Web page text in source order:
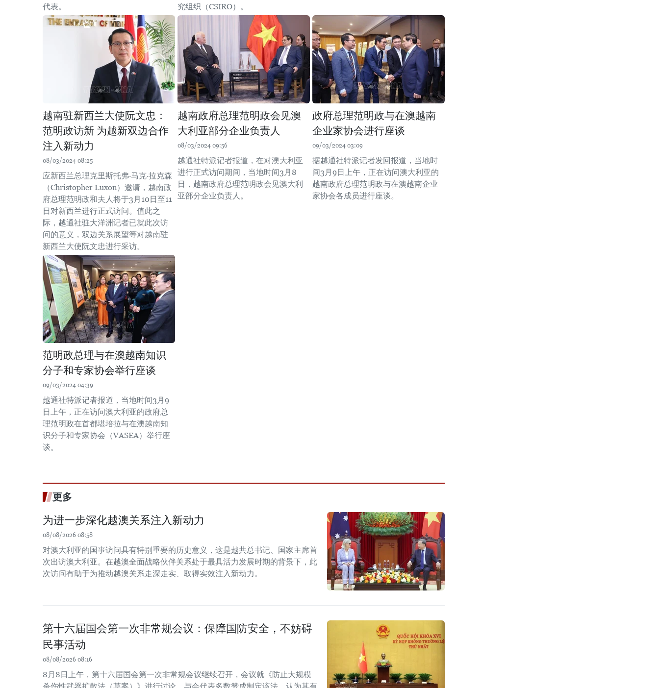
代表。
究组织（CSIRO）。
越南驻新西兰大使阮文忠：
范明政访新 为越新双边合作
注入新动力
08/03/2024 08:25
应新西兰总理克里斯托弗·马克·拉克森
（Christopher Luxon）邀请，越南政
府总理范明政和夫人将于3月10日至11
日对新西兰进行正式访问。值此之
际，越通社驻大洋洲记者已就此次访
问的意义，双边关系展望等对越南驻
新西兰大使阮文忠进行采访。
越南政府总理范明政会见澳
大利亚部分企业负责人
08/03/2024 09:56
越通社特派记者报道，在对澳大利亚
进行正式访问期间，当地时间3月8
日，越南政府总理范明政会见澳大利
亚部分企业负责人。
政府总理范明政与在澳越南
企业家协会进行座谈
09/03/2024 03:09
据越通社特派记者发回报道，当地时
间3月9日上午，正在访问澳大利亚的
越南政府总理范明政与在澳越南企业
家协会各成员进行座谈。
范明政总理与在澳越南知识
分子和专家协会举行座谈
09/03/2024 04:39
越通社特派记者报道，当地时间3月9
日上午，正在访问澳大利亚的政府总
理范明政在首都堪培拉与在澳越南知
识分子和专家协会（VASEA）举行座
谈。
更多
为进一步深化越澳关系注入新动力
08/08/2026 08:58
对澳大利亚的国事访问具有特别重要的历史意义，这是越共总书记、国家主席首
次出访澳大利亚。在越澳全面战略伙伴关系处于最具活力发展时期的背景下，此
次访问有助于为推动越澳关系走深走实、取得实效注入新动力。
第十六届国会第一次非常规会议：保障国防安全，不妨碍
民事活动
08/08/2026 08:16
8月8日上午，第十六届国会第一次非常规会议继续召开，会议就《防止大规模